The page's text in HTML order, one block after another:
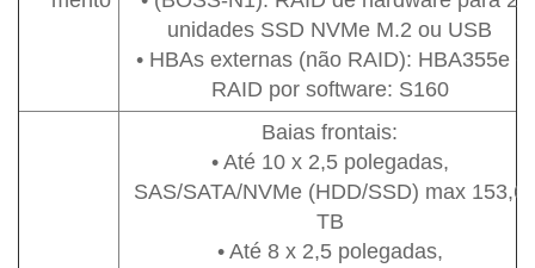
unidades SSD NVMe M.2 ou USB
• HBAs externas (não RAID): HBA355e •
RAID por software: S160
Baias frontais:
• Até 10 x 2,5 polegadas,
SAS/SATA/NVMe (HDD/SSD) max 153,6
TB
• Até 8 x 2,5 polegadas,